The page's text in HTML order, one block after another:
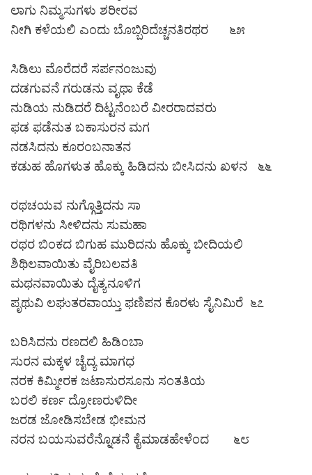
ಲಾಗು ನಿಮ್ಮಸುಗಳು ಶರೀರವ
ನೀಗಿ ಕಳೆಯಲಿ ಎಂದು ಬೊಬ್ಬಿರಿದೆಚ್ಚನತಿರಥರ ೬೫
ಸಿಡಿಲು ಮೊರೆದರೆ ಸರ್ಪನಂಜುವು
ದಡಗುವನೆ ಗರುಡನು ವೃಥಾ ಕೆಡೆ
ನುಡಿಯ ನುಡಿದರೆ ದಿಟ್ಟನೆಂಬರೆ ವೀರರಾದವರು
ಫಡ ಫಡೆನುತ ಬಕಾಸುರನ ಮಗ
ನಡಸಿದನು ಕೂರಂಬನಾತನ
ಕಡುಹ ಹೊಗಳುತ ಹೊಕ್ಕು ಹಿಡಿದನು ಬೀಸಿದನು ಖಳನ ೬೬
ರಥಚಯವ ನುಗ್ಗೊತ್ತಿದನು ಸಾ
ರಥಿಗಳನು ಸೀಳಿದನು ಸುಮಹಾ
ರಥರ ಬಿಂಕದ ಬಿಗುಹ ಮುರಿದನು ಹೊಕ್ಕು ಬೀದಿಯಲಿ
ಶಿಥಿಲವಾಯಿತು ವೈರಿಬಲವತಿ
ಮಥನವಾಯಿತು ದೈತ್ಯನೂಳಿಗ
ಪೃಥುವಿ ಲಘುತರವಾಯ್ತು ಫಣಿಪನ ಕೊರಳು ಸೈನಿಮಿರೆ ೬೭
ಬರಿಸಿದನು ರಣದಲಿ ಹಿಡಿಂಬಾ
ಸುರನ ಮಕ್ಕಳ ಚೈದ್ಯ ಮಾಗಧ
ನರಕ ಕಿಮ್ಮೀರಕ ಜಟಾಸುರಸೂನು ಸಂತತಿಯ
ಬರಲಿ ಕರ್ಣ ದ್ರೋಣರುಳಿದೀ
ಜರಡ ಜೋಡಿಸಬೇಡ ಭೀಮನ
ನರನ ಬಯಸುವರೆನ್ನೊಡನೆ ಕೈಮಾಡಹೇಳೆಂದ ೬೮